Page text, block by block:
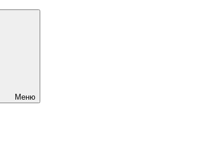
на качественные сайты в Бишкеке
Меню